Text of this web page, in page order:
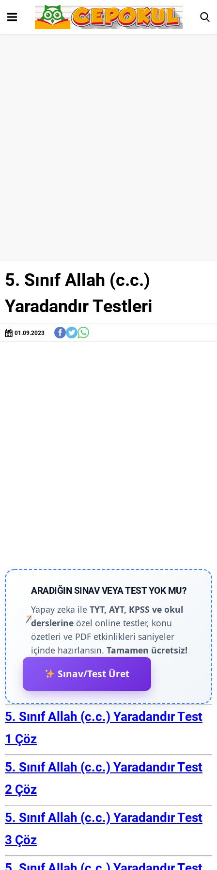
5. Sınıf Allah (c.c.)
Yaradandır Testleri
01.09.2023
ARADIĞIN SINAV VEYA TEST YOK MU?
Yapay zeka ileTYT, AYT, KPSS ve okul
derslerine özel online testler, konu
özetleri ve PDF etkinlikleri saniyeler
içinde hazırlansın.Tamamen ücretsiz!
Sınav/Test Üret
5. Sınıf Allah (c.c.) Yaradandır Test
1 Çöz
5. Sınıf Allah (c.c.) Yaradandır Test
2 Çöz
5. Sınıf Allah (c.c.) Yaradandır Test
3 Çöz